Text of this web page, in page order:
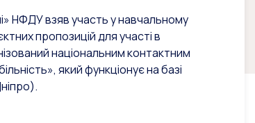
НФДУ взяв участь у навчальному
пропозицій для участі в
національним контактним
який функціонує на базі